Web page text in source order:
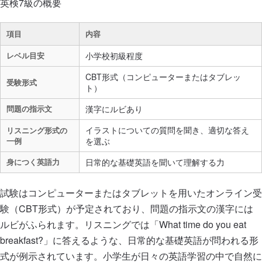
項目
内容
レベル目安
小学校初級程度
受験形式
CBT形式（コンピューターまたはタブレッ
ト）
問題の指示文 漢字にルビあり
リスニング形式の
一例
イラストについての質問を聞き、適切な答え
を選ぶ
身につく英語力 日常的な基礎英語を聞いて理解する力
試験はコンピューターまたはタブレットを用いたオンライン受
験（CBT形式）が予定されており、問題の指示文の漢字には
ルビがふられます。リスニングでは「What time do you eat
breakfast?」に答えるような、日常的な基礎英語が問われる形
式が例示されています。小学生が日々の英語学習の中で自然に